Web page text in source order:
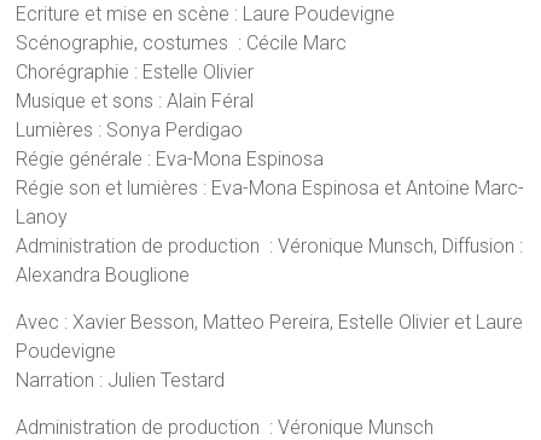
Ecriture et mise en scène : Laure Poudevigne
Scénographie, costumes : Cécile Marc
Chorégraphie : Estelle Olivier
Musique et sons : Alain Féral
Lumières : Sonya Perdigao
Régie générale : Eva-Mona Espinosa
Régie son et lumières : Eva-Mona Espinosa et Antoine Marc-
Lanoy
Administration de production : Véronique Munsch, Diffusion :
Alexandra Bouglione
Avec : Xavier Besson, Matteo Pereira, Estelle Olivier et Laure
Poudevigne
Narration : Julien Testard
Administration de production : Véronique Munsch